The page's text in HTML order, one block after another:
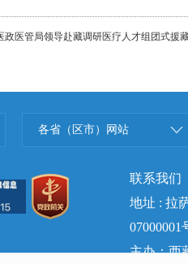
政医管局领导赴藏调研医疗人才组团式援
各省（区市）网站
联系我们
地址 : 拉
07000001
主办：西